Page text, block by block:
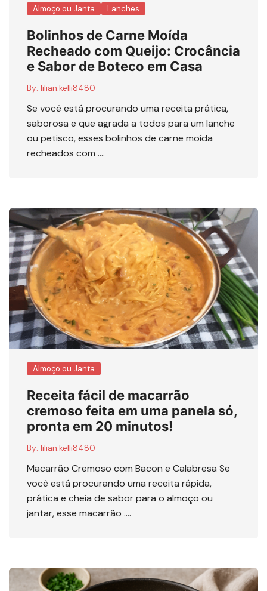
Almoço ou Janta Lanches
Bolinhos de Carne Moída
Recheado com Queijo: Crocância
e Sabor de Boteco em Casa
By: lilian.kelli8480
Se você está procurando uma receita prática,
saborosa e que agrada a todos para um lanche
ou petisco, esses bolinhos de carne moída
recheados com ….
Almoço ou Janta
Receita fácil de macarrão
cremoso feita em uma panela só,
pronta em 20 minutos!
By: lilian.kelli8480
Macarrão Cremoso com Bacon e Calabresa Se
você está procurando uma receita rápida,
prática e cheia de sabor para o almoço ou
jantar, esse macarrão ….